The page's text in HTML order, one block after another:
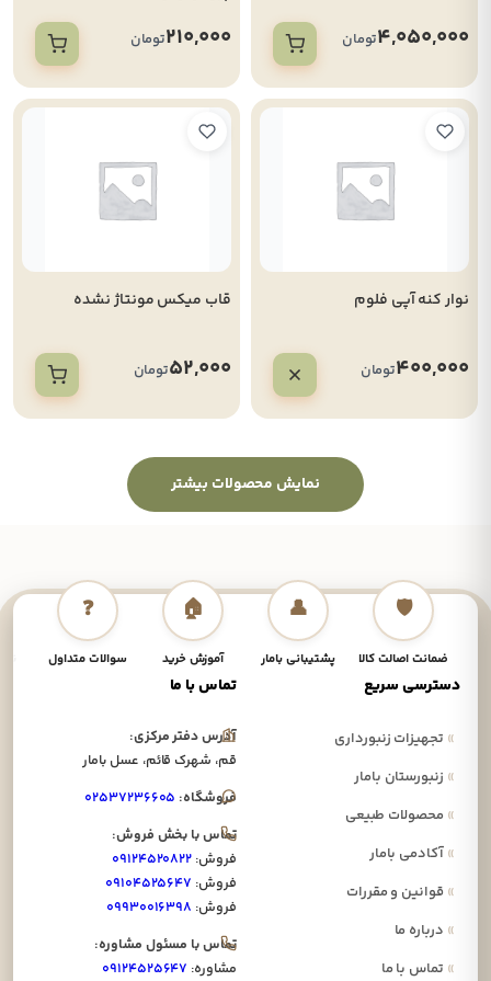
4,050,000تومان 210,000تومان
نوار کنه آپی فلوم
400,000تومان
قاب میکس مونتاژ نشده
52,000تومان
نمایش محصولات بیشتر
🛡️
ضمانت اصالت کالا
👤
پشتیبانی بامار
🏠
آموزش خرید
❓
سوالات متداول
دسترسی سریع
»تجهیزات زنبورداری
»زنبورستان بامار
»محصولات طبیعی
»آکادمی بامار
»قوانین و مقررات
»درباره ما
»تماس با ما
تماس با ما
آدرس دفتر مرکزی:
قم، شهرک قائم، عسل بامار
فروشگاه: ۰۲۵۳۷۲۳۶۶۰۵
تماس با بخش فروش:
فروش: ۰۹۱۲۴۵۲۰۸۲۲
فروش: ۰۹۱۰۴۵۲۵۶۴۷
فروش: ۰۹۹۳۰۰۱۶۳۹۸
تماس با مسئول مشاوره:
مشاوره: ۰۹۱۲۴۵۲۵۶۴۷